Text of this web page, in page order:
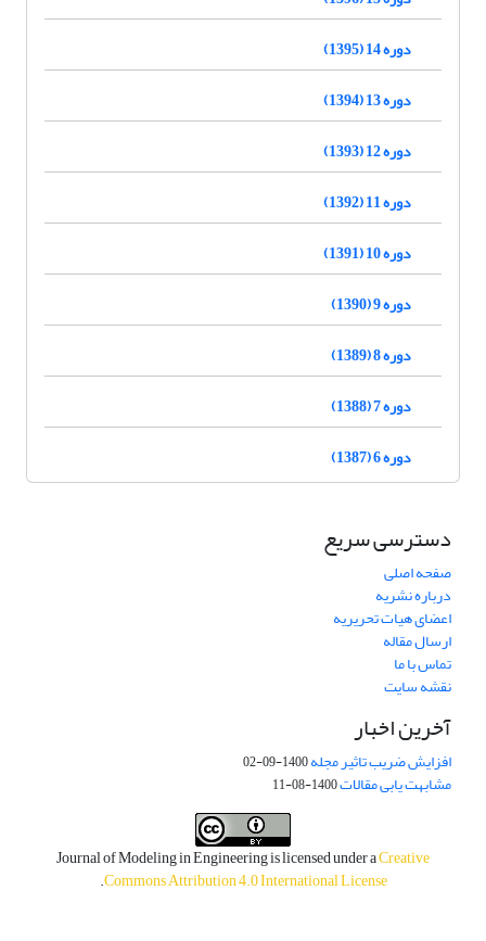
دوره 14 (1395)
دوره 13 (1394)
دوره 12 (1393)
دوره 11 (1392)
دوره 10 (1391)
دوره 9 (1390)
دوره 8 (1389)
دوره 7 (1388)
دوره 6 (1387)
دسترسی سریع
صفحه اصلی
درباره نشریه
اعضای هیات تحریریه
ارسال مقاله
تماس با ما
نقشه سایت
آخرین اخبار
افزایش ضریب تاثیر مجله1400-09-02
مشابهت یابی مقالات1400-08-11
Journal of Modeling in Engineering is licensed under aCreative
Commons Attribution 4.0 International License
.